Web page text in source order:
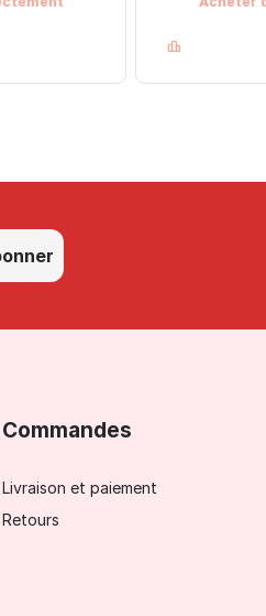
Commandes
Livraison et paiement
Retours